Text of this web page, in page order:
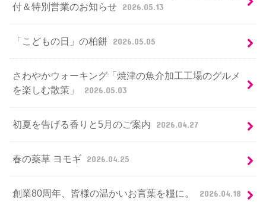
付＆特別営業のお知らせ 2026.05.13
「こどもの日」の柏餅 2026.05.05
さわやかウォーキング「焼津の魚介加工工場のグルメ
を楽しむ散策」
2026.05.03
初夏を告げる香りと5月のご案内 2026.04.27
春の薬草 ヨモギ 2026.04.25
創業80周年、皆様の温かいお言葉を糧に。 2026.04.18